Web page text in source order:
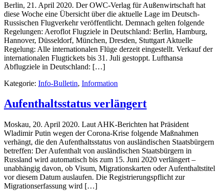
Berlin, 21. April 2020. Der OWC-Verlag für Außenwirtschaft hat
diese Woche eine Übersicht über die aktuelle Lage im Deutsch-
Russischen Flugverkehr veröffentlicht. Demnach gelten folgende
Regelungen: Aeroflot Flugziele in Deutschland: Berlin, Hamburg,
Hannover, Düsseldorf, München, Dresden, Stuttgart Aktuelle
Regelung: Alle internationalen Flüge derzeit eingestellt. Verkauf der
internationalen Flugtickets bis 31. Juli gestoppt. Lufthansa
Abflugziele in Deutschland: […]
Kategorie: Info-Bulletin, Information
Aufenthaltsstatus verlängert
Moskau, 20. April 2020. Laut AHK-Berichten hat Präsident
Wladimir Putin wegen der Corona-Krise folgende Maßnahmen
verhängt, die den Aufenthaltsstatus von ausländischen Staatsbürgern
betreffen: Der Aufenthalt von ausländischen Staatsbürgern in
Russland wird automatisch bis zum 15. Juni 2020 verlängert –
unabhängig davon, ob Visum, Migrationskarten oder Aufenthaltstitel
vor diesem Datum auslaufen. Die Registrierungspflicht zur
Migrationserfassung wird […]